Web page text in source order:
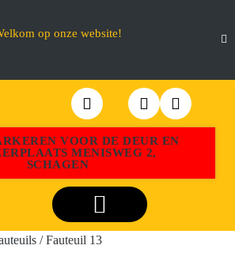
op onze website!
VOOR DE DEUR EN
MENISWEG 2,
SCHAGEN
/ Fauteuil 13